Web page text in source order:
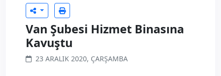
Van Şubesi Hizmet Binasına
Kavuştu
23 ARALIK 2020, ÇARŞAMBA